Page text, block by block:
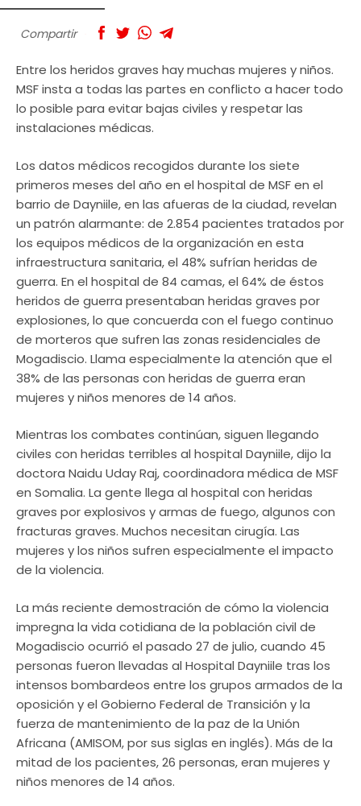
Compartir
Entre los heridos graves hay muchas mujeres y niños.
MSF insta a todas las partes en conflicto a hacer todo
lo posible para evitar bajas civiles y respetar las
instalaciones médicas.
Los datos médicos recogidos durante los siete
primeros meses del año en el hospital de MSF en el
barrio de Dayniile, en las afueras de la ciudad, revelan
un patrón alarmante: de 2.854 pacientes tratados por
los equipos médicos de la organización en esta
infraestructura sanitaria, el 48% sufrían heridas de
guerra. En el hospital de 84 camas, el 64% de éstos
heridos de guerra presentaban heridas graves por
explosiones, lo que concuerda con el fuego continuo
de morteros que sufren las zonas residenciales de
Mogadiscio. Llama especialmente la atención que el
38% de las personas con heridas de guerra eran
mujeres y niños menores de 14 años.
Mientras los combates continúan, siguen llegando
civiles con heridas terribles al hospital Dayniile, dijo la
doctora Naidu Uday Raj, coordinadora médica de MSF
en Somalia. La gente llega al hospital con heridas
graves por explosivos y armas de fuego, algunos con
fracturas graves. Muchos necesitan cirugía. Las
mujeres y los niños sufren especialmente el impacto
de la violencia.
La más reciente demostración de cómo la violencia
impregna la vida cotidiana de la población civil de
Mogadiscio ocurrió el pasado 27 de julio, cuando 45
personas fueron llevadas al Hospital Dayniile tras los
intensos bombardeos entre los grupos armados de la
oposición y el Gobierno Federal de Transición y la
fuerza de mantenimiento de la paz de la Unión
Africana (AMISOM, por sus siglas en inglés). Más de la
mitad de los pacientes, 26 personas, eran mujeres y
niños menores de 14 años.